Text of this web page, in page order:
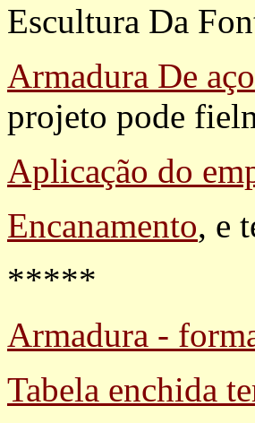
Escultura Da
Armadura De aço
projeto pode
Aplicação do
Encanamento, e
*****
Armadura -
Tabela enchida